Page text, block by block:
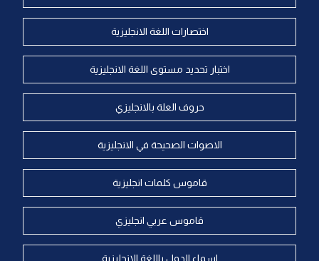
اختصارات اللغة الانجليزية
اختبار تحديد مستوى اللغة الانجليزية
حروف العلة بالانجليزي
الاصوات الصحيحة في الانجليزية
قاموس كلمات انجليزية
قاموس عربي انجليزي
اسماء الدول باللغة الانجليزية